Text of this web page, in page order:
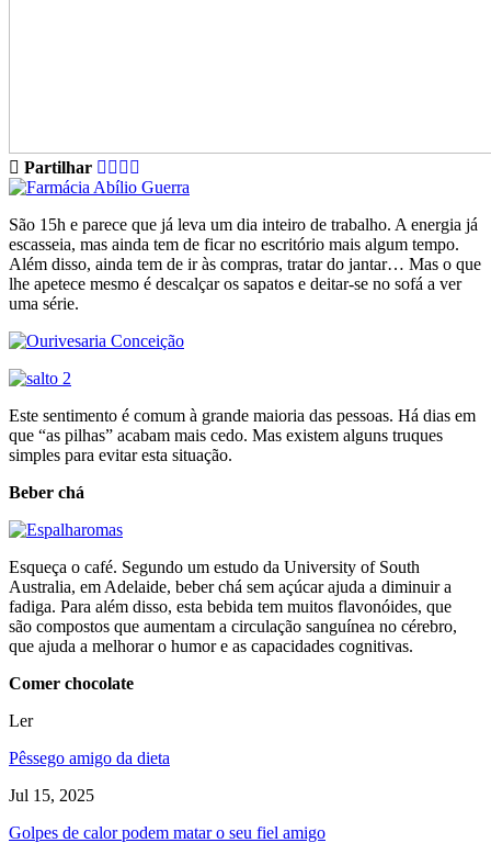
Partilhar
São 15h e parece que já leva um dia inteiro de trabalho. A energia já
escasseia, mas ainda tem de ficar no escritório mais algum tempo.
Além disso, ainda tem de ir às compras, tratar do jantar… Mas o que
lhe apetece mesmo é descalçar os sapatos e deitar-se no sofá a ver
uma série.
Este sentimento é comum à grande maioria das pessoas. Há dias em
que “as pilhas” acabam mais cedo. Mas existem alguns truques
simples para evitar esta situação.
Beber chá
Esqueça o café. Segundo um estudo da University of South
Australia, em Adelaide, beber chá sem açúcar ajuda a diminuir a
fadiga. Para além disso, esta bebida tem muitos flavonóides, que
são compostos que aumentam a circulação sanguínea no cérebro,
que ajuda a melhorar o humor e as capacidades cognitivas.
Comer chocolate
Ler
Pêssego amigo da dieta
Jul 15, 2025
Golpes de calor podem matar o seu fiel amigo